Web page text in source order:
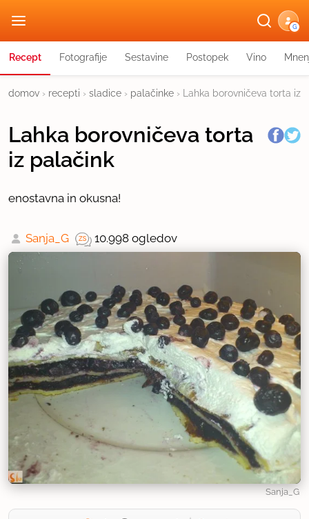
G
Recept Fotografije Sestavine Postopek Vino
domov › recepti › sladice › palačinke › Lahka borovničeva torta iz
Lahka borovničeva torta
iz palačink
enostavna in okusna!
Sanja_G 10.998 ogledov
Sanja_G